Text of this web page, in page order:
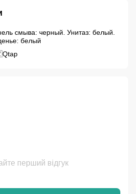
смыва: черный. Унитаз: белый.
белый
перший відгук